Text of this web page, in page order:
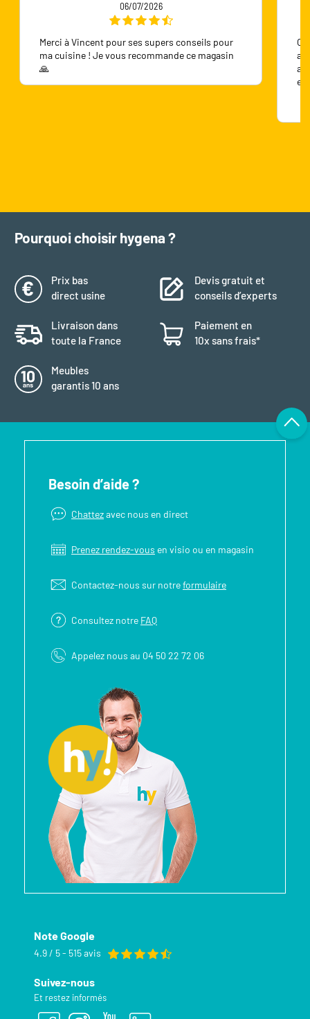
06/07/2026
Merci à Vincent pour ses supers conseils pour
ma cuisine ! Je vous recommande ce magasin
🙏
Pourquoi choisir hygena ?
Prix bas
direct usine
Devis gratuit et
conseils d’experts
Livraison dans
toute la France
Paiement en
10x sans frais*
Meubles
garantis 10 ans
Besoin d’aide ?
Chattezavec nous en direct
Prenez rendez-vous en visio ou en magasin
Contactez-nous sur notreformulaire
Consultez notre FAQ
Appelez nous au 04 50 22 72 06
Note Google
4.9 / 5 - 515 avis
Suivez-nous
Et restez informés